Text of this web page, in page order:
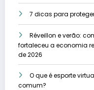
7 dicas para
Réveillon e verão:
fortaleceu a economia
de 2026
O que é esporte
comum?